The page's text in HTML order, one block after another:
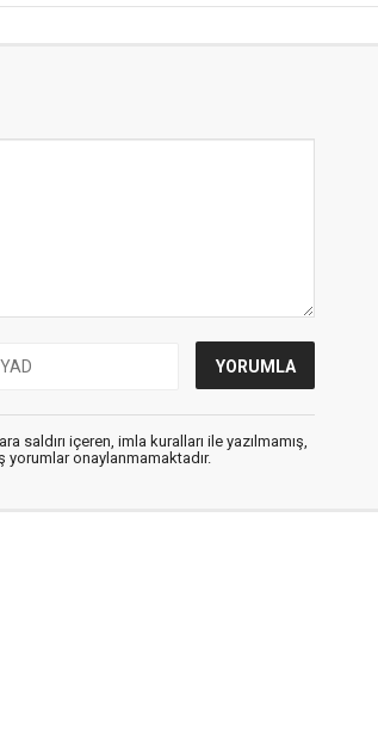
saldırı içeren, imla kuralları ile yazılmamış,
yorumlar onaylanmamaktadır.